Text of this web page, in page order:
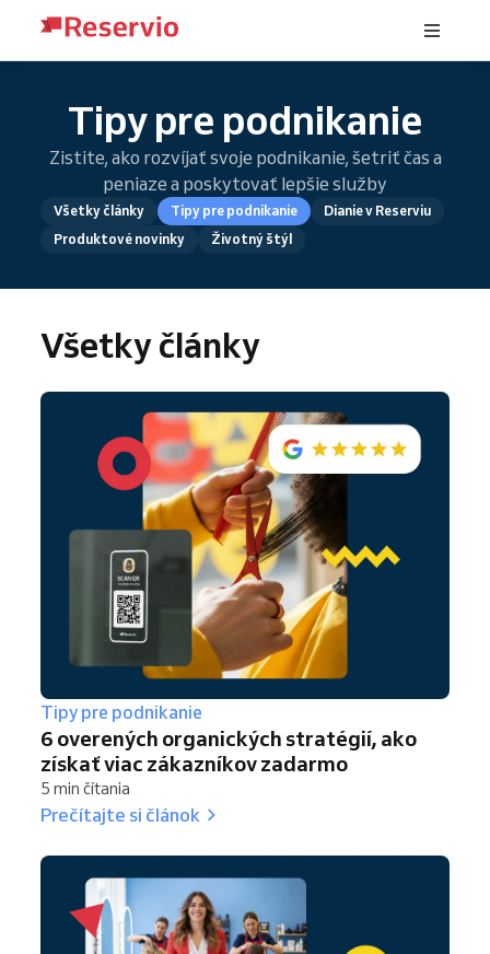
Tipy pre podnikanie
Zistite, ako rozvíjať svoje podnikanie, šetriť čas a
peniaze a poskytovať lepšie služby
Všetky články Tipy pre podnikanie
Dianie v Reserviu
Produktové novinky
Životný štýl
Všetky články
Tipy pre podnikanie
6 overených organických stratégií, ako
získať viac zákazníkov zadarmo
5 min čítania
Prečítajte si článok